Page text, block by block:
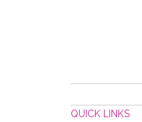
QUICK LINKS